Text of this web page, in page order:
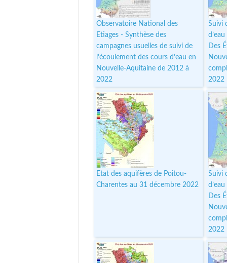
Observatoire National des
Etiages - Synthèse des
campagnes usuelles de suivi de
l’écoulement des cours d’eau en
Nouvelle-Aquitaine de 2012 à
2022
Suivi
Des
2022
Etat des aquifères de Poitou-
Charentes au 31 décembre 2022
Suivi
Des
2022